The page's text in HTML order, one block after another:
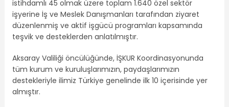
istihdamlı 45 olmak üzere toplam 1.640 özel sektör
işyerine İş ve Meslek Danışmanları tarafından ziyaret
düzenlenmiş ve aktif işgücü programları kapsamında
teşvik ve desteklerden anlatılmıştır.
Aksaray Valiliği öncülüğünde, İŞKUR Koordinasyonunda
tüm kurum ve kuruluşlarımızın, paydaşlarımızın
destekleriyle ilimiz Türkiye genelinde ilk 10 içerisinde yer
almıştır.